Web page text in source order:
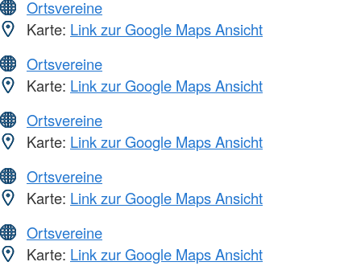
Ortsvereine
Karte: Link zur Google Maps Ansicht
Ortsvereine
Karte: Link zur Google Maps Ansicht
Ortsvereine
Karte: Link zur Google Maps Ansicht
Ortsvereine
Karte: Link zur Google Maps Ansicht
Ortsvereine
Karte: Link zur Google Maps Ansicht